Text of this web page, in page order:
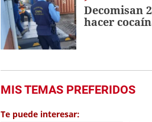
Decomisan
hacer
MIS TEMAS PREFERIDOS
Te puede interesar: